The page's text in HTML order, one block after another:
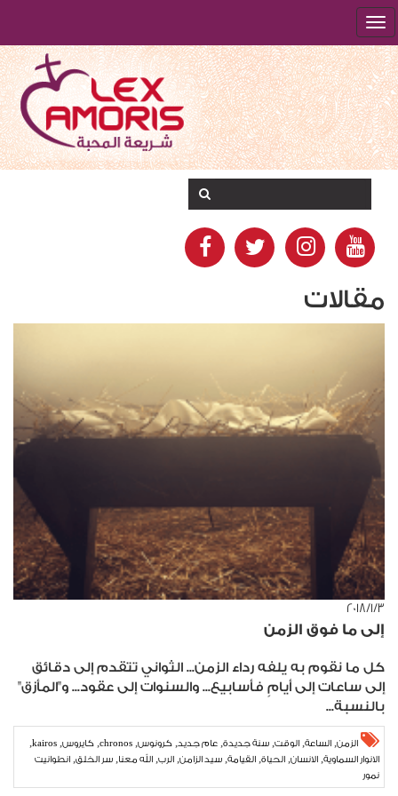
مقالات
٣‏/١‏/٢٠١٨
إلى ما فوق الزمن
كل ما نقوم به يلفه رداء الزمن... الثواني تتقدم إلى دقائق
إلى ساعات إلى أيامٍ فأسابيع... والسنوات إلى عقود... و"المأزق"
بالنسبة...
الزمن, الساعة, الوقت, سنة جديدة, عام جديد, كرونوس,
chronos
, كايروس,
kairos
,
الانوار السماوية, الانسان, الحياة, القيامة, سيد الزامن, الرب, الله معنا, سر الخلق, انطوانيت
نمور